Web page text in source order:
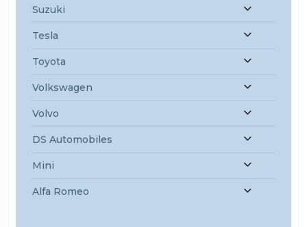
Suzuki
Tesla
Toyota
Volkswagen
Volvo
DS Automobiles
Mini
Alfa Romeo